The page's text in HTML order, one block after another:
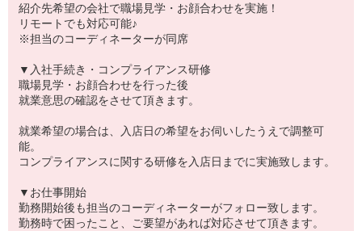
紹介先希望の会社で職場見学・お顔合わせを実施！
リモートでも対応可能♪
※担当のコーディネーターが同席
▼入社手続き・コンプライアンス研修
職場見学・お顔合わせを行った後
就業意思の確認をさせて頂きます。
就業希望の場合は、入店日の希望をお伺いしたうえで調整可
能。
コンプライアンスに関する研修を入店日までに実施致します。
▼お仕事開始
勤務開始後も担当のコーディネーターがフォロー致します。
勤務時で困ったこと、ご要望があれば対応させて頂きます。